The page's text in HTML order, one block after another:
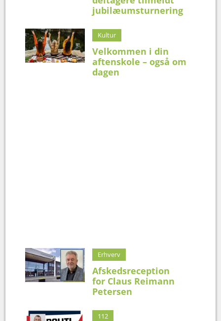
jubilæumsturnering
Kultur
Velkommen i din
aftenskole – også om
dagen
Erhverv
Afskedsreception
for Claus Reimann
Petersen
112